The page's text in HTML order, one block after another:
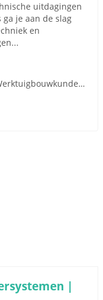
uitdagingen
je aan de slag
en
Elektrotechniek, Mechatronica, Werktuigbouwkunde, Hydrauliek
|